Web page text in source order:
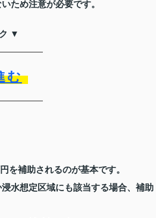
ため注意が必要です。
▼
む
を補助されるのが基本です。
水想定区域にも該当する場合、補助